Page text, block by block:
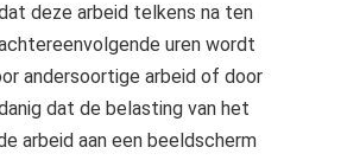
deze arbeid telkens na ten
uren wordt
andersoortige arbeid of door
dat de belasting van het
arbeid aan een beeldscherm